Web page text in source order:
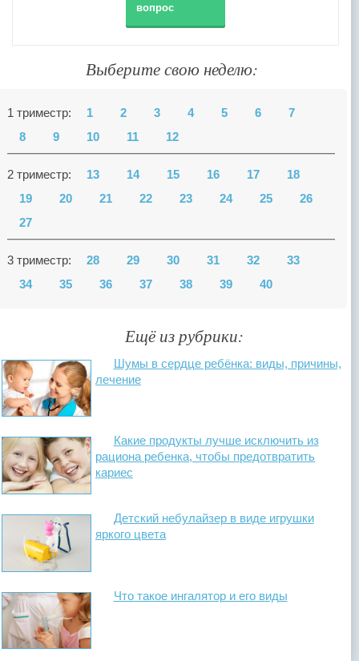
вопрос
Выберите свою неделю:
1 триместр: 1 2 3 4 5 6
7
8
9 10 11 12
2 триместр: 13 14 15 16 17
18
19
20 21 22 23 24 25
26
27
3 триместр: 28 29 30 31 32
33
34
35 36 37 38 39 40
Ещё из рубрики:
Шумы в сердце ребёнка: виды, причины,
лечение
Какие продукты лучше исключить из
рациона ребенка, чтобы предотвратить
кариес
Детский небулайзер в виде игрушки
яркого цвета
Что такое ингалятор и его виды